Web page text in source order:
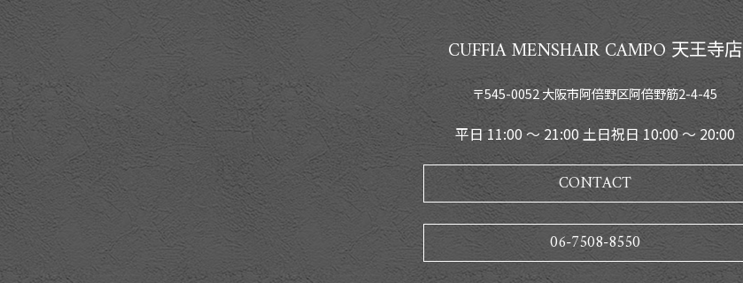
CUFFIA MENSHAIR CAMPO 天王寺店
〒545-0052 大阪市阿倍野区阿倍野筋2-4-45
平日 11:00 〜 21:00 土日祝日 10:00 〜 20:00
CONTACT
06-7508-8550